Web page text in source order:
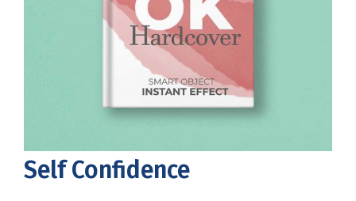
Self Confidence